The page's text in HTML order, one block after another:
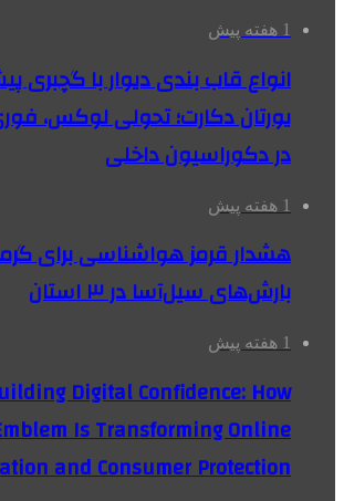
1 هفته پیش
انواع قاب بندی دیوار با گچبری
یورتان دکارت؛ تحولی لوکس،
در دکوراسیون داخلی
1 هفته پیش
بارش‌های سیل‌آسا در ۳ استان
1 هفته پیش
Digital Confidence: How
Is Transforming Online
and Consumer Protection